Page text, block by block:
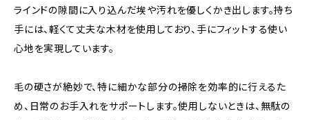
ラインドの隙間に入り込んだ埃や汚れを優しくかき出します。持ち
手には、軽くて丈夫な木材を使用しており、手にフィットする使い
心地を実現しています。
毛の硬さが絶妙で、特に細かな部分の掃除を効率的に行えるた
め、日常のお手入れをサポートします。使用しないときは、無駄の